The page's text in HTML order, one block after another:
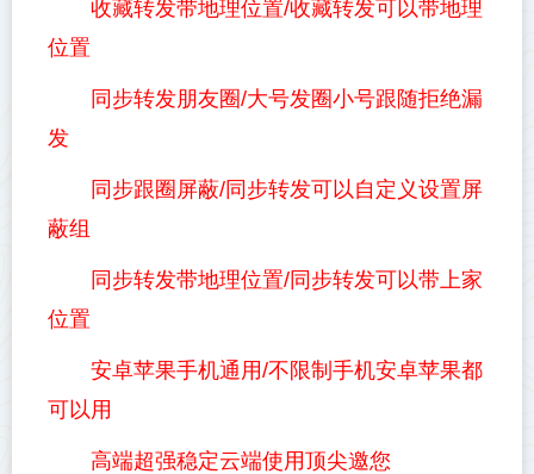
收藏转发带地理位置/收藏转发可以带地理
位置
同步转发朋友圈/大号发圈小号跟随拒绝漏
发
同步跟圈屏蔽/同步转发可以自定义设置屏
蔽组
同步转发带地理位置/同步转发可以带上家
位置
安卓苹果手机通用/不限制手机安卓苹果都
可以用
高端超强稳定云端使用顶尖邀您